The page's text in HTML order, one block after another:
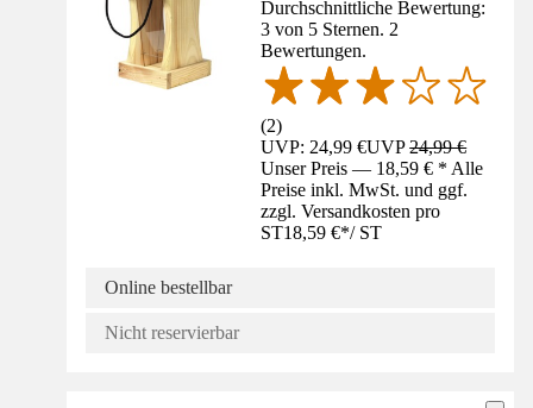
Durchschnittliche Bewertung:
3 von 5 Sternen. 2
Bewertungen.
(2)
UVP: 24,99 €UVP24,99 €
Unser Preis — 18,59 € * Alle
Preise inkl. MwSt. und ggf.
zzgl. Versandkosten pro
ST18,59 €*/ ST
Online bestellbar
Nicht reservierbar